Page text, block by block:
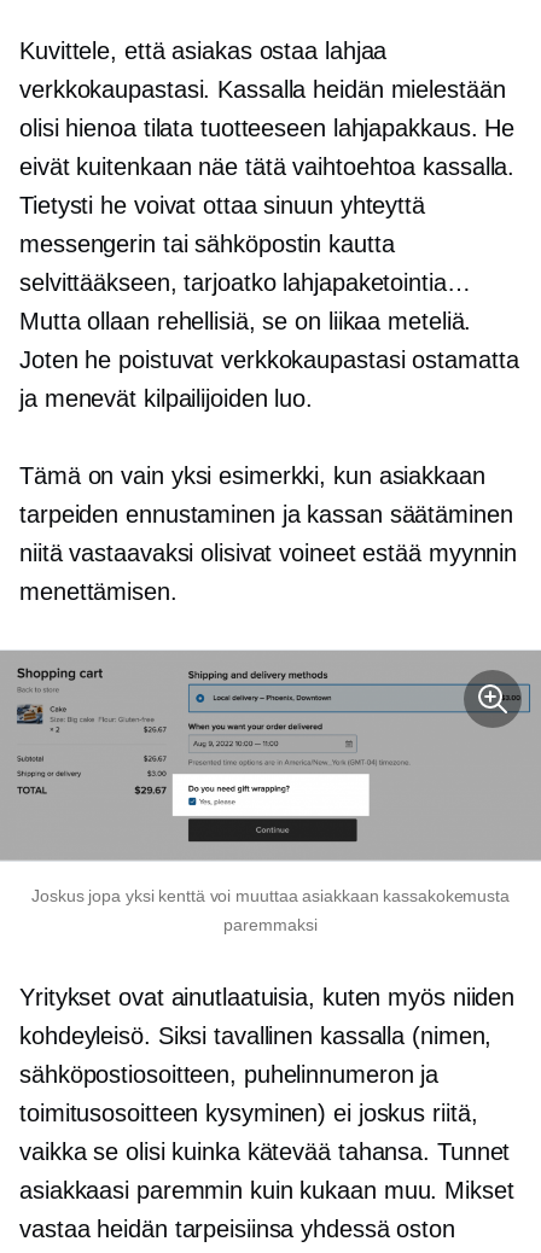
Kuvittele, että asiakas ostaa lahjaa
verkkokaupastasi. Kassalla heidän mielestään
olisi hienoa tilata tuotteeseen lahjapakkaus. He
eivät kuitenkaan näe tätä vaihtoehtoa kassalla.
Tietysti he voivat ottaa sinuun yhteyttä
messengerin tai sähköpostin kautta
selvittääkseen, tarjoatko lahjapaketointia…
Mutta ollaan rehellisiä, se on liikaa meteliä.
Joten he poistuvat verkkokaupastasi ostamatta
ja menevät kilpailijoiden luo.
Tämä on vain yksi esimerkki, kun asiakkaan
tarpeiden ennustaminen ja kassan säätäminen
niitä vastaavaksi olisivat voineet estää myynnin
menettämisen.
Joskus jopa yksi kenttä voi muuttaa asiakkaan kassakokemusta
paremmaksi
Yritykset ovat ainutlaatuisia, kuten myös niiden
kohdeyleisö. Siksi tavallinen kassalla (nimen,
sähköpostiosoitteen, puhelinnumeron ja
toimitusosoitteen kysyminen) ei joskus riitä,
vaikka se olisi kuinka kätevää tahansa. Tunnet
asiakkaasi paremmin kuin kukaan muu. Mikset
vastaa heidän tarpeisiinsa yhdessä oston